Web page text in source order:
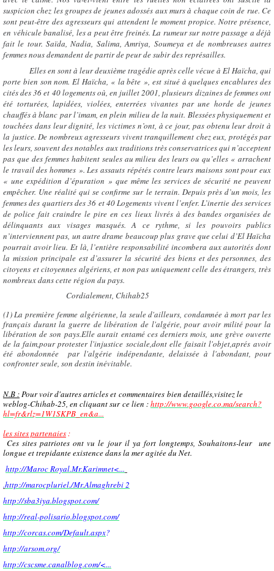
suspicion chez les groupes de jeunes adossés aux murs à chaque coin de rue. Ce
sont peut-être des agresseurs qui attendent le moment propice. Notre présence,
en véhicule banalisé, les a peut être freinés. La rumeur sur notre passage a déjà
fait le tour. Saïda, Nadia, Salima, Amriya, Soumeya et de nombreuses autres
femmes nous demandent de partir de peur de subir des représailles.
Elles en sont à leur deuxième tragédie après celle vécue à El Haïcha, qui
porte bien son nom. El Haïcha, « la bête », est situé à quelques encablures des
cités des 36 et 40 logements où, en juillet 2001, plusieurs dizaines de femmes ont
été torturées, lapidées, violées, enterrées vivantes par une horde de jeunes
chauffés à blanc par l’imam, en plein milieu de la nuit. Blessées physiquement et
touchées dans leur dignité, les victimes n’ont, à ce jour, pas obtenu leur droit à
la justice. De nombreux agresseurs vivent tranquillement chez eux, protégés par
les leurs, souvent des notables aux traditions très conservatrices qui n’acceptent
pas que des femmes habitent seules au milieu des leurs ou qu’elles « arrachent
le travail des hommes ». Les assauts répétés contre leurs maisons sont pour eux
« une expédition d’épuration » que même les services de sécurité ne peuvent
empêcher. Une réalité qui se confirme sur le terrain. Depuis près d’un mois, les
femmes des quartiers des 36 et 40 Logements vivent l’enfer. L’inertie des services
de police fait craindre le pire en ces lieux livrés à des bandes organisées de
délinquants aux visages masqués. A ce rythme, si les pouvoirs publics
n’interviennent pas, un autre drame beaucoup plus grave que celui d’El Haïcha
pourrait avoir lieu. Et là, l’entière responsabilité incombera aux autorités dont
la mission principale est d’assurer la sécurité des biens et des personnes, des
citoyens et citoyennes algériens, et non pas uniquement celle des étrangers, très
nombreux dans cette région du pays.
Cordialement, Chihab25
(1) La première femme algérienne, la seule d'ailleurs, condamnée à mort par les
français durant la guerre de libération de l'algérie, pour avoir milité pour la
libération de son pays.Elle aurait entamé ces derniers mois, une grève ouverte
de la faim,pour protester l'injustice sociale,dont elle faisait l'objet,aprés avoir
été abondonnée par l'algérie indépendante, delaissée à l'abondant, pour
confronter seule, son destin inévitable.
N.B :Pour voir d'autres articles et commentaires bien detaillés,visitez le
weblog-Chihab-25, en cliquant sur ce lien :http://www.google.co.ma/search?
hl=fr&rlz=1W1SKPB_en&a...
les sites partenaies:
Ces sites patriotes ont vu le jour il ya fort longtemps, Souhaitons-leur une
longue et trepidante existence dans la mer agitée du Net.
http://Maroc Royal.Mr.Karimnet<...
.http://marocpluriel./Mr.Almaghrebi 2
http://sba3iya.blogspot.com/
http://real-polisario.blogspot.com/
http://corcas.com/Default.aspx?
http://arsom.org/
http://cscsme.canalblog.com/<...